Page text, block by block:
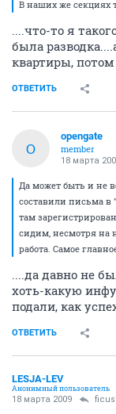
В наших же секциях
....что-то я
была
квартиры,
ОТВЕТИТЬ
O
opengate
member
18 марта
Да может быть и не
составили письма в
там
сидим, несмотря на
работа. Самое
....да давно не
хоть-какую
подали, как
ОТВЕТИТЬ
LESJA-LEV
Анонимный пользователь
18 марта 2009